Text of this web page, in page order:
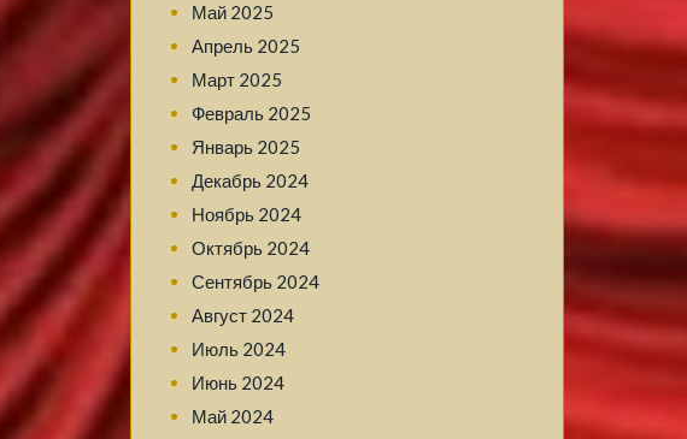
Май 2025
Апрель 2025
Март 2025
Февраль 2025
Январь 2025
Декабрь 2024
Ноябрь 2024
Октябрь 2024
Сентябрь 2024
Август 2024
Июль 2024
Июнь 2024
Май 2024